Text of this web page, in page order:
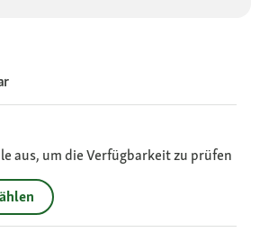
aus, um die Verfügbarkeit zu prüfen